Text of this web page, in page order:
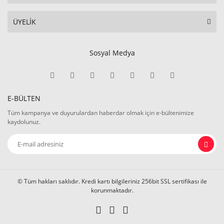
ÜYELİK
Sosyal Medya
E-BÜLTEN
Tüm kampanya ve duyurulardan haberdar olmak için e-bültenimize
kaydolunuz.
© Tüm hakları saklıdır. Kredi kartı bilgileriniz 256bit SSL sertifikası ile
korunmaktadır.